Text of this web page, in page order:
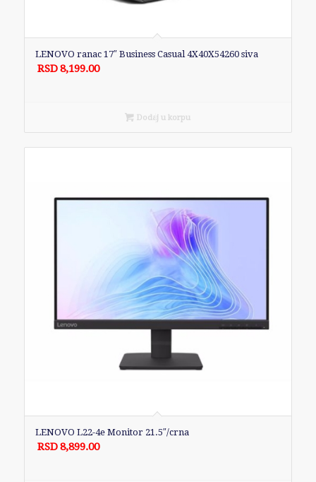
LENOVO ranac 17″ Business Casual 4X40X54260 siva
RSD8,199.00
Dodaj u korpu
LENOVO L22-4e Monitor 21.5″/crna
RSD8,899.00